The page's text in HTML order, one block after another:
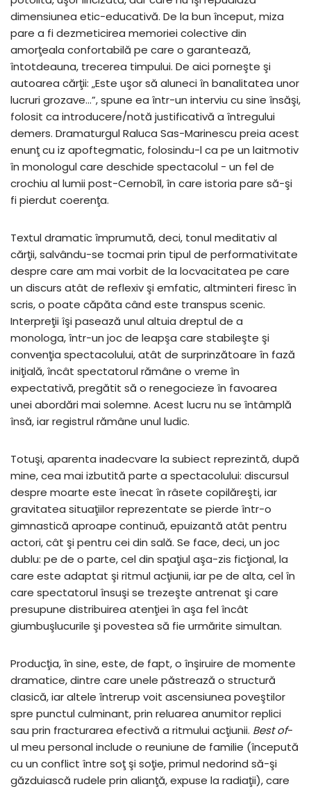
dimensiunea etic-educativă. De la bun început, miza
pare a fi dezmeticirea memoriei colective din
amorţeala confortabilă pe care o garantează,
întotdeauna, trecerea timpului. De aici porneşte şi
autoarea cărţii: „Este uşor să aluneci în banalitatea unor
lucruri grozave…”, spune ea într-un interviu cu sine însăşi,
folosit ca introducere/notă justificativă a întregului
demers. Dramaturgul Raluca Sas-Marinescu preia acest
enunţ cu iz apoftegmatic, folosindu-l ca pe un laitmotiv
în monologul care deschide spectacolul − un fel de
crochiu al lumii post-Cernobîl, în care istoria pare să-şi
fi pierdut coerenţa.
Textul dramatic împrumută, deci, tonul meditativ al
cărţii, salvându-se tocmai prin tipul de performativitate
despre care am mai vorbit de la locvacitatea pe care
un discurs atât de reflexiv şi emfatic, altminteri firesc în
scris, o poate căpăta când este transpus scenic.
Interpreţii îşi pasează unul altuia dreptul de a
monologa, într-un joc de leapşa care stabileşte şi
convenţia spectacolului, atât de surprinzătoare în fază
iniţială, încât spectatorul rămâne o vreme în
expectativă, pregătit să o renegocieze în favoarea
unei abordări mai solemne. Acest lucru nu se întâmplă
însă, iar registrul rămâne unul ludic.
Totuşi, aparenta inadecvare la subiect reprezintă, după
mine, cea mai izbutită parte a spectacolului: discursul
despre moarte este înecat în râsete copilăreşti, iar
gravitatea situaţiilor reprezentate se pierde într-o
gimnastică aproape continuă, epuizantă atât pentru
actori, cât şi pentru cei din sală. Se face, deci, un joc
dublu: pe de o parte, cel din spaţiul aşa-zis ficţional, la
care este adaptat şi ritmul acţiunii, iar pe de alta, cel în
care spectatorul însuşi se trezeşte antrenat şi care
presupune distribuirea atenţiei în aşa fel încât
giumbuşlucurile şi povestea să fie urmărite simultan.
Producţia, în sine, este, de fapt, o înşiruire de momente
dramatice, dintre care unele păstrează o structură
clasică, iar altele întrerup voit ascensiunea poveştilor
spre punctul culminant, prin reluarea anumitor replici
sau prin fracturarea efectivă a ritmului acţiunii. Best of-
ul meu personal include o reuniune de familie (începută
cu un conflict între soţ şi soţie, primul nedorind să-şi
găzduiască rudele prin alianţă, expuse la radiaţii), care